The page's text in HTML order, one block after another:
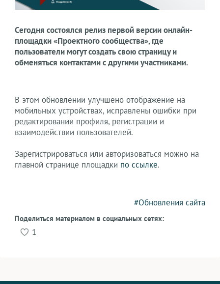
Сегодня состоялся релиз первой версии онлайн-
площадки «Проектного сообщества», где
пользователи могут создать свою страницу и
обменяться контактами с другими участниками.
В этом обновлении улучшено отображение на
мобильных устройствах, исправлены ошибки при
редактировании профиля, регистрации и
взаимодействии пользователей.
Зарегистрироваться или авторизоваться можно на
главной странице площадки по ссылке.
#Обновления сайта
Поделиться материалом в социальных сетях:
1